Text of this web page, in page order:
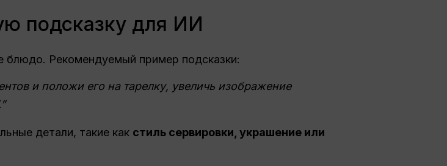
подсказку для ИИ
блюдо. Рекомендуемый пример подсказки:
и положи его на тарелку, увеличь изображение
детали, такие как стиль сервировки, украшение или